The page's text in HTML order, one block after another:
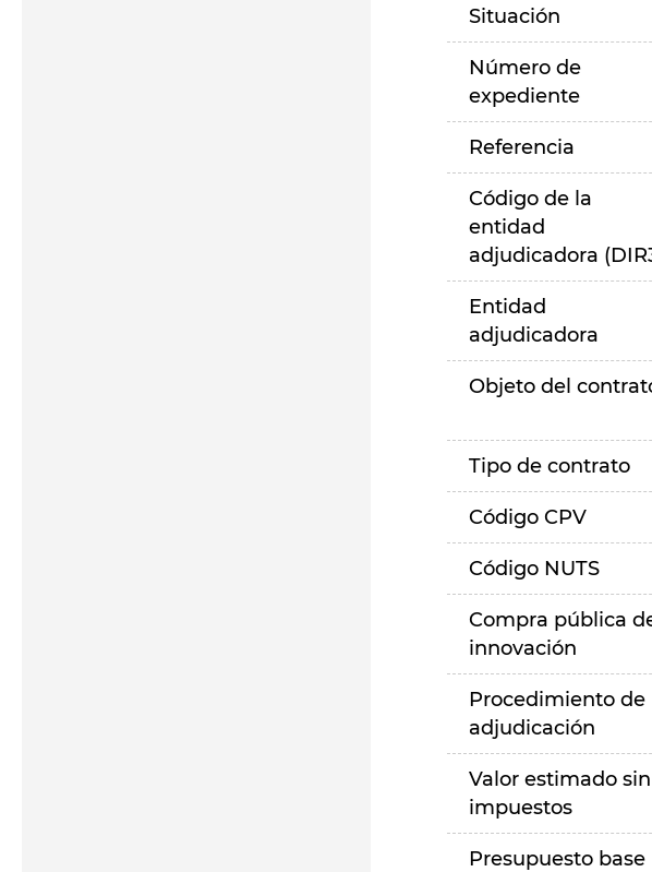
Situación
Número de
expediente
Referencia
Código de la
entidad
adjudicadora
Entidad
adjudicadora
Objeto del
Tipo de contrato
Código CPV
Código NUTS
Compra pública
innovación
Procedimiento de
adjudicación
Valor estimado sin
impuestos
Presupuesto base